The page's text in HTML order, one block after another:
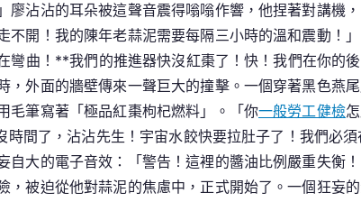
沾沾的耳朵被這聲音震得嗡嗡作響，他捏著對講機
開！我的陳年老蒜泥需要每隔三小時的溫和震動！
曲！**我們的推進器快沒紅棗了！快！我們在你的
外面的牆壁傳來一聲巨大的撞擊。一個穿著黑色燕
毛筆寫著「極品紅棗枸杞燃料」。「你一般勞工健檢
間了，沾沾先生！宇宙水餃快要拉肚子了！我們必須
大的電子音效：「警告！這裡的醬油比例嚴重失衡
被迫從他對蒜泥的焦慮中，正式開始了。一個狂妄